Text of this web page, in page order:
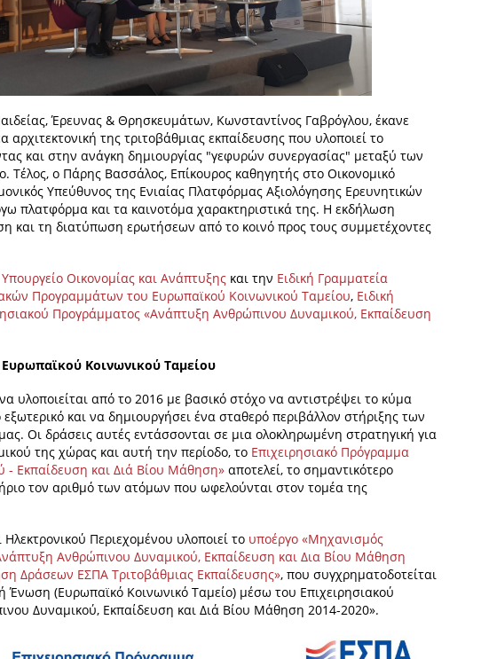
Έρευνας & Θρησκευμάτων, Κωνσταντίνος Γαβρόγλου, έκανε
αρχιτεκτονική της τριτοβάθμιας εκπαίδευσης που υλοποιεί το
και στην ανάγκη δημιουργίας "γεφυρών συνεργασίας" μεταξύ των
Τέλος, ο Πάρης Βασσάλος, Επίκουρος καθηγητής στο Οικονομικό
Υπεύθυνος της Ενιαίας Πλατφόρμας Αξιολόγησης Ερευνητικών
πλατφόρμα και τα καινοτόμα χαρακτηριστικά της. Η εκδήλωση
και τη διατύπωση ερωτήσεων από το κοινό προς τους συμμετέχοντες
Υπουργείο Οικονομίας και Ανάπτυξης και την Ειδική Γραμματεία
Προγραμμάτων του Ευρωπαϊκού Κοινωνικού Ταμείου, Ειδική
Προγράμματος «Ανάπτυξη Ανθρώπινου Δυναμικού, Εκπαίδευση
Κοινωνικού Ταμείου
υλοποιείται από το 2016 με βασικό στόχο να αντιστρέψει το κύμα
και να δημιουργήσει ένα σταθερό περιβάλλον στήριξης των
Οι δράσεις αυτές εντάσσονται σε μια ολοκληρωμένη στρατηγική για
της χώρας και αυτή την περίοδο, το Επιχειρησιακό Πρόγραμμα
Εκπαίδευση και Διά Βίου Μάθηση» αποτελεί, το σημαντικότερο
τον αριθμό των ατόμων που ωφελούνται στον τομέα της
Περιεχομένου υλοποιεί το υποέργο «Μηχανισμός
Ανθρώπινου Δυναμικού, Εκπαίδευση και Δια Βίου Μάθηση
Δράσεων ΕΣΠΑ Τριτοβάθμιας Εκπαίδευσης», που συγχρηματοδοτείται
Ένωση (Ευρωπαϊκό Κοινωνικό Ταμείο) μέσω του Επιχειρησιακού
Δυναμικού, Εκπαίδευση και Διά Βίου Μάθηση 2014-2020».